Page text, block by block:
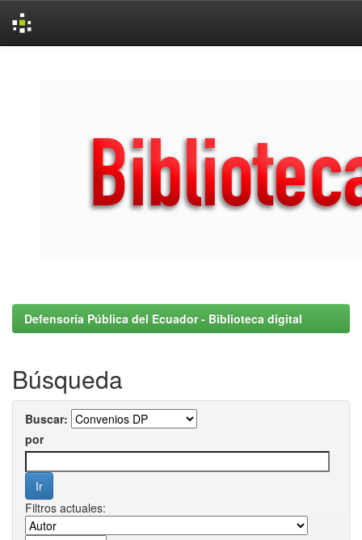
Defensoría Pública del Ecuador - Biblioteca digital
Búsqueda
Buscar:
por
Filtros actuales: